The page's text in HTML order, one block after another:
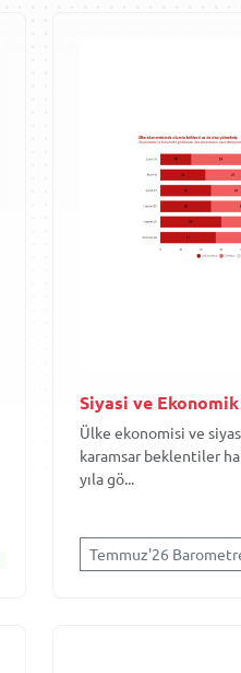
Siyasi ve
Ülke ekonomisi ve
karamsar beklentiler
yıla gö...
Temmuz'26